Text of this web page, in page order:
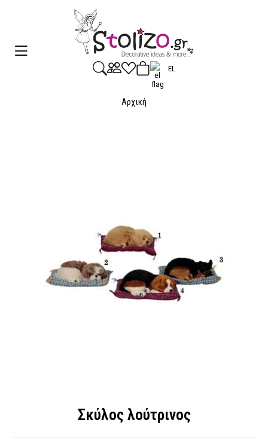
EL
Αρχική
Σκύλος λούτρινος